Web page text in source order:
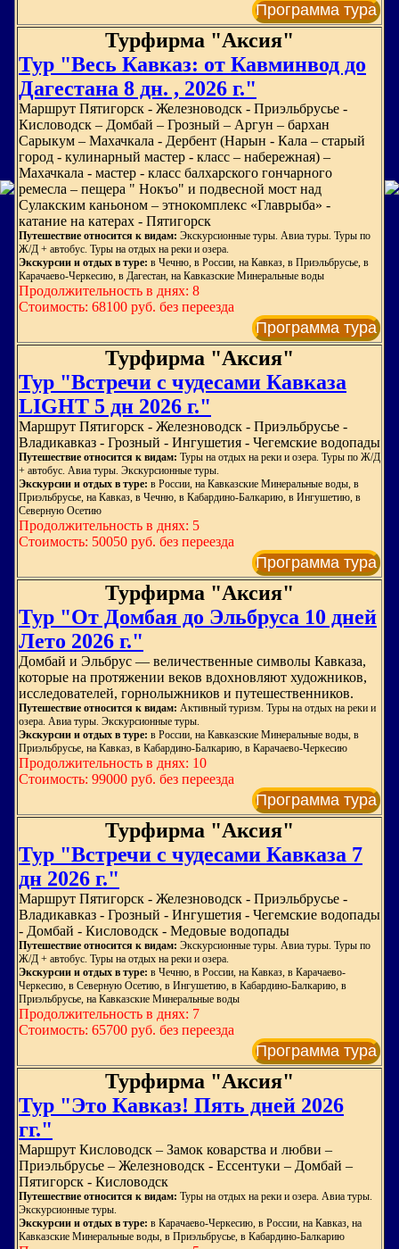
Программа тура
Турфирма "Аксия"
Тур "Весь Кавказ: от Кавминвод до
Дагестана 8 дн. , 2026 г."
Маршрут Пятигорск - Железноводск - Приэльбрусье -
Кисловодск – Домбай – Грозный – Аргун – бархан
Сарыкум – Махачкала - Дербент (Нарын - Кала – старый
город - кулинарный мастер - класс – набережная) –
Махачкала - мастер - класс балхарского гончарного
ремесла – пещера " Нокъо" и подвесной мост над
Сулакским каньоном – этнокомплекс «Главрыба» -
катание на катерах - Пятигорск
Путешествие относится к видам: Экскурсионные туры. Авиа туры. Туры по
Ж/Д + автобус. Туры на отдых на реки и озера.
Экскурсии и отдых в туре: в Чечню, в России, на Кавказ, в Приэльбрусье, в
Карачаево-Черкесию, в Дагестан, на Кавказские Минеральные воды
Продолжительность в днях: 8
Стоимость: 68100 руб. без переезда
Программа тура
Турфирма "Аксия"
Тур "Встречи с чудесами Кавказа
LIGHT 5 дн 2026 г."
Маршрут Пятигорск - Железноводск - Приэльбрусье -
Владикавказ - Грозный - Ингушетия - Чегемские водопады
Путешествие относится к видам: Туры на отдых на реки и озера. Туры по Ж/Д
+ автобус. Авиа туры. Экскурсионные туры.
Экскурсии и отдых в туре: в России, на Кавказские Минеральные воды, в
Приэльбрусье, на Кавказ, в Чечню, в Кабардино-Балкарию, в Ингушетию, в
Северную Осетию
Продолжительность в днях: 5
Стоимость: 50050 руб. без переезда
Программа тура
Турфирма "Аксия"
Тур "От Домбая до Эльбруса 10 дней
Лето 2026 г."
Домбай и Эльбрус — величественные символы Кавказа,
которые на протяжении веков вдохновляют художников,
исследователей, горнолыжников и путешественников.
Путешествие относится к видам: Активный туризм. Туры на отдых на реки и
озера. Авиа туры. Экскурсионные туры.
Экскурсии и отдых в туре: в России, на Кавказские Минеральные воды, в
Приэльбрусье, на Кавказ, в Кабардино-Балкарию, в Карачаево-Черкесию
Продолжительность в днях: 10
Стоимость: 99000 руб. без переезда
Программа тура
Турфирма "Аксия"
Тур "Встречи с чудесами Кавказа 7
дн 2026 г."
Маршрут Пятигорск - Железноводск - Приэльбрусье -
Владикавказ - Грозный - Ингушетия - Чегемские водопады
- Домбай - Кисловодск - Медовые водопады
Путешествие относится к видам: Экскурсионные туры. Авиа туры. Туры по
Ж/Д + автобус. Туры на отдых на реки и озера.
Экскурсии и отдых в туре: в Чечню, в России, на Кавказ, в Карачаево-
Черкесию, в Северную Осетию, в Ингушетию, в Кабардино-Балкарию, в
Приэльбрусье, на Кавказские Минеральные воды
Продолжительность в днях: 7
Стоимость: 65700 руб. без переезда
Программа тура
Турфирма "Аксия"
Тур "Это Кавказ! Пять дней 2026
гг."
Маршрут Кисловодск – Замок коварства и любви –
Приэльбрусье – Железноводск - Ессентуки – Домбай –
Пятигорск - Кисловодск
Путешествие относится к видам: Туры на отдых на реки и озера. Авиа туры.
Экскурсионные туры.
Экскурсии и отдых в туре: в Карачаево-Черкесию, в России, на Кавказ, на
Кавказские Минеральные воды, в Приэльбрусье, в Кабардино-Балкарию